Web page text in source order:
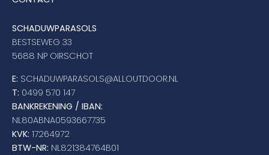
SCHADUWPARASOLS
BESTSEWEG 33
5688 NP OIRSCHOT
E: SCHADUWPARASOLS@ALLOUTDOOR.NL
T: 0499 570 147
BANKREKENING / IBAN:
NL80ABNA0593667735
KVK: 17264972
BTW-NR: NL821384764B01